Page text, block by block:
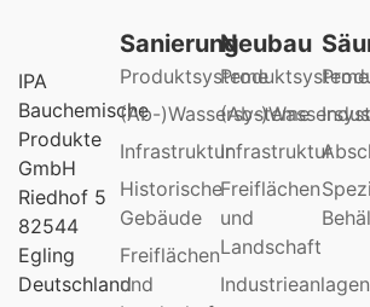
IPA
Bauchemische
Produkte
GmbH
Riedhof 5
82544
Egling
Deutschland
Sanierung
Produktsysteme
(Ab-)Wassersysteme
Infrastruktur
Historische
Gebäude
Freiflächen
und
Neubau
Produktsysteme
(Ab-
Infrastruktur
Freiflächen
und
Landschaft
Industrieanlagen